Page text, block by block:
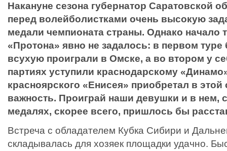
Накануне сезона губернатор Саратовской
перед волейболистками очень высокую
медали чемпионата страны. Однако начало
«Протона» явно не задалось: в первом туре
всухую проиграли в Омске, а во втором у
партиях уступили краснодарскому
красноярского «Енисея» приобретал в
важность. Проиграй наши девушки и в нем,
медалях, скорее всего, пришлось бы
Встреча с обладателем Кубка Сибири и
складывалась для хозяек площадки удачно.